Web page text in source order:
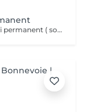
beauté des pieds avec application d'un semi permanent ( soin complet pieds)